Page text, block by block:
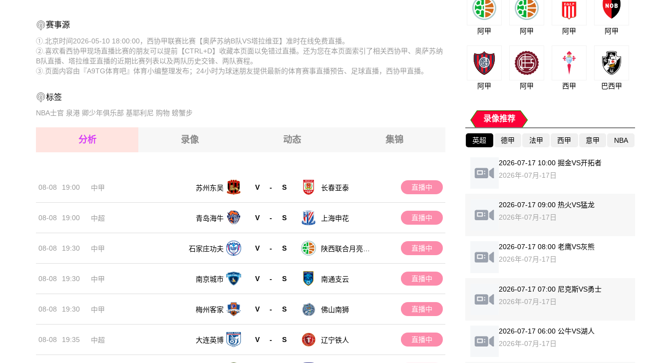
2026-08-17 【西协甲】 奥萨苏纳B队VS塔拉维亚
2026-08-17 【西协甲】 奥萨苏纳B队VS塔拉维亚
2026-08-17 【西协甲】 奥萨苏纳B队VS塔拉维亚
2026-08-17 【西协甲】 奥萨苏纳B队VS塔拉维亚
2026-08-17 【西协甲】 奥萨苏纳B队VS塔拉维亚
2026-08-17 【西协甲】 奥萨苏纳B队VS塔拉维亚
2026-08-17 【西协甲】 奥萨苏纳B队VS塔拉维亚
2026-08-17 【西协甲】 奥萨苏纳B队VS塔拉维亚
2026-08-17 【西协甲】 奥萨苏纳B队VS塔拉维亚
赛事源
①.北京时间2026-05-10 18:00:00，西协甲联赛比赛【奥萨苏纳B队VS塔拉维亚】准时在线免费直播。
②.喜欢看西协甲现场直播比赛的朋友可以提前【CTRL+D】收藏本页面以免错过直播。还为您在本页面索引了相关西协甲、奥萨苏纳
B队直播、塔拉维亚直播的近期比赛列表以及两队历史交锋、两队赛程。
③.页面内容由『A9TG体育吧』体育小编整理发布；24小时为球迷朋友提供最新的体育赛事直播预告、足球直播，西协甲直播。
标签
NBA士官 泉港 卿少年俱乐部 基耶利尼 购物 螃蟹步
分析 录像 动态 集锦
08-08 19:00 中甲 苏州东吴 V - S 长春亚泰 直播中
08-08 19:00 中超 青岛海牛 V - S 上海申花 直播中
08-08 19:30 中甲 石家庄功夫 V - S
陕西联合月亮泊
直播中
08-08 19:30 中甲 南京城市 V - S 南通支云 直播中
08-08 19:30 中甲 梅州客家 V - S 佛山南狮 直播中
08-08 19:35 中超 大连英博 V - S 辽宁铁人 直播中
阿甲 阿甲 阿甲 阿甲
阿甲 阿甲 西甲 巴西甲
录像推荐
英超 德甲 法甲 西甲 意甲 NBA
2026-07-17 10:00 掘金VS开拓者
2026年-07月-17日
2026-07-17 09:00 热火VS猛龙
2026年-07月-17日
2026-07-17 08:00 老鹰VS灰熊
2026年-07月-17日
2026-07-17 07:00 尼克斯VS勇士
2026年-07月-17日
2026-07-17 06:00 公牛VS湖人
2026年-07月-17日